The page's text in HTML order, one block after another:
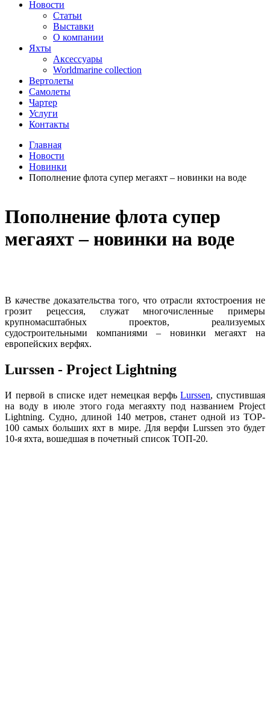
Новости
Статьи
Выставки
О компании
Яхты
Аксессуары
Worldmarine collection
Вертолеты
Самолеты
Чартер
Услуги
Контакты
Главная
Новости
Новинки
Пополнение флота супер мегаяхт – новинки на воде
Пополнение флота супер
мегаяхт – новинки на воде
В качестве доказательства того, что отрасли яхтостроения не
грозит рецессия, служат многочисленные примеры
крупномасштабных проектов, реализуемых
судостроительными компаниями – новинки мегаяхт на
европейских верфях.
Lurssen - Project Lightning
И первой в списке идет немецкая верфьLurssen, спустившая
на воду в июле этого года мегаяхту под названием Project
Lightning. Судно, длиной 140 метров, станет одной из TOP-
100 самых больших яхт в мире. Для верфи Lurssen это будет
10-я яхта, вошедшая в почетный список ТОП-20.